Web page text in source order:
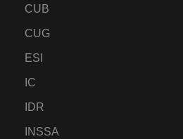
CUB
CUG
ESI
IC
IDR
INSSA